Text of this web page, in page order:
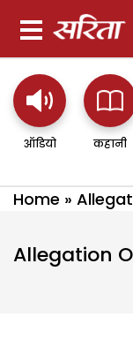
ऑडियो कहानी
Home »
Allegation